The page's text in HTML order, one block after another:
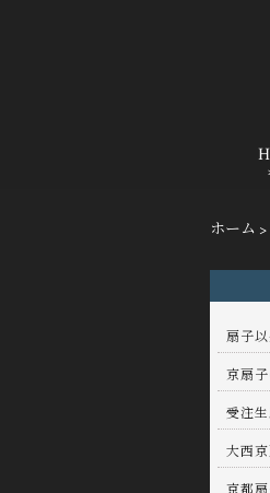
ホーム >
扇子
京扇
受注
大西